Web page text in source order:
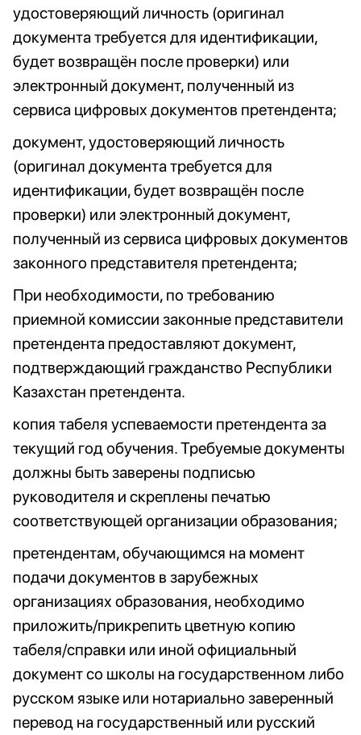
удостоверяющий личность (оригинал
документа требуется для идентификации,
будет возвращён после проверки) или
электронный документ, полученный из
сервиса цифровых документов претендента;
документ, удостоверяющий личность
(оригинал документа требуется для
идентификации, будет возвращён после
проверки) или электронный документ,
полученный из сервиса цифровых документов
законного представителя претендента;
При необходимости, по требованию
приемной комиссии законные представители
претендента предоставляют документ,
подтверждающий гражданство Республики
Казахстан претендента.
копия табеля успеваемости претендента за
текущий год обучения. Требуемые документы
должны быть заверены подписью
руководителя и скреплены печатью
соответствующей организации образования;
претендентам, обучающимся на момент
подачи документов в зарубежных
организациях образования, необходимо
приложить/прикрепить цветную копию
табеля/справки или иной официальный
документ со школы на государственном либо
русском языке или нотариально заверенный
перевод на государственный или русский